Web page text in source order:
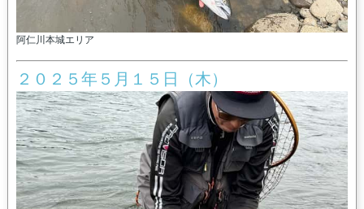
阿仁川本城エリア
２０２５年５月１５日（木）